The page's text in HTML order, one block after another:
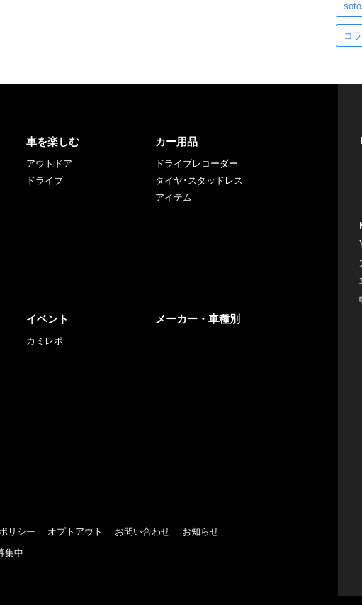
コ
車を楽しむ
アウトドア
ドライブ
カー用品
ドライブレコーダー
タイヤ･スタッドレス
アイテム
イベント
カミレポ
メーカー・車種別
リシー オプトアウト お問い合わせ
お知らせ
集中